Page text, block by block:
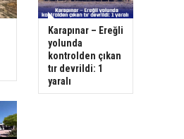
Karapınar – Ereğli
yolunda
kontrolden çıkan
tır devrildi: 1
yaralı